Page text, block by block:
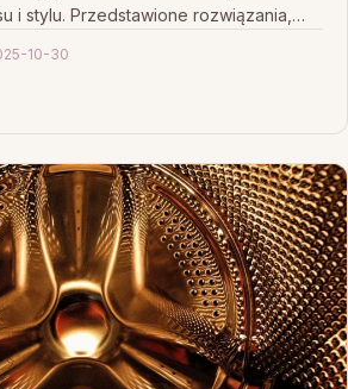
i stylu. Przedstawione rozwiązania,
10-30